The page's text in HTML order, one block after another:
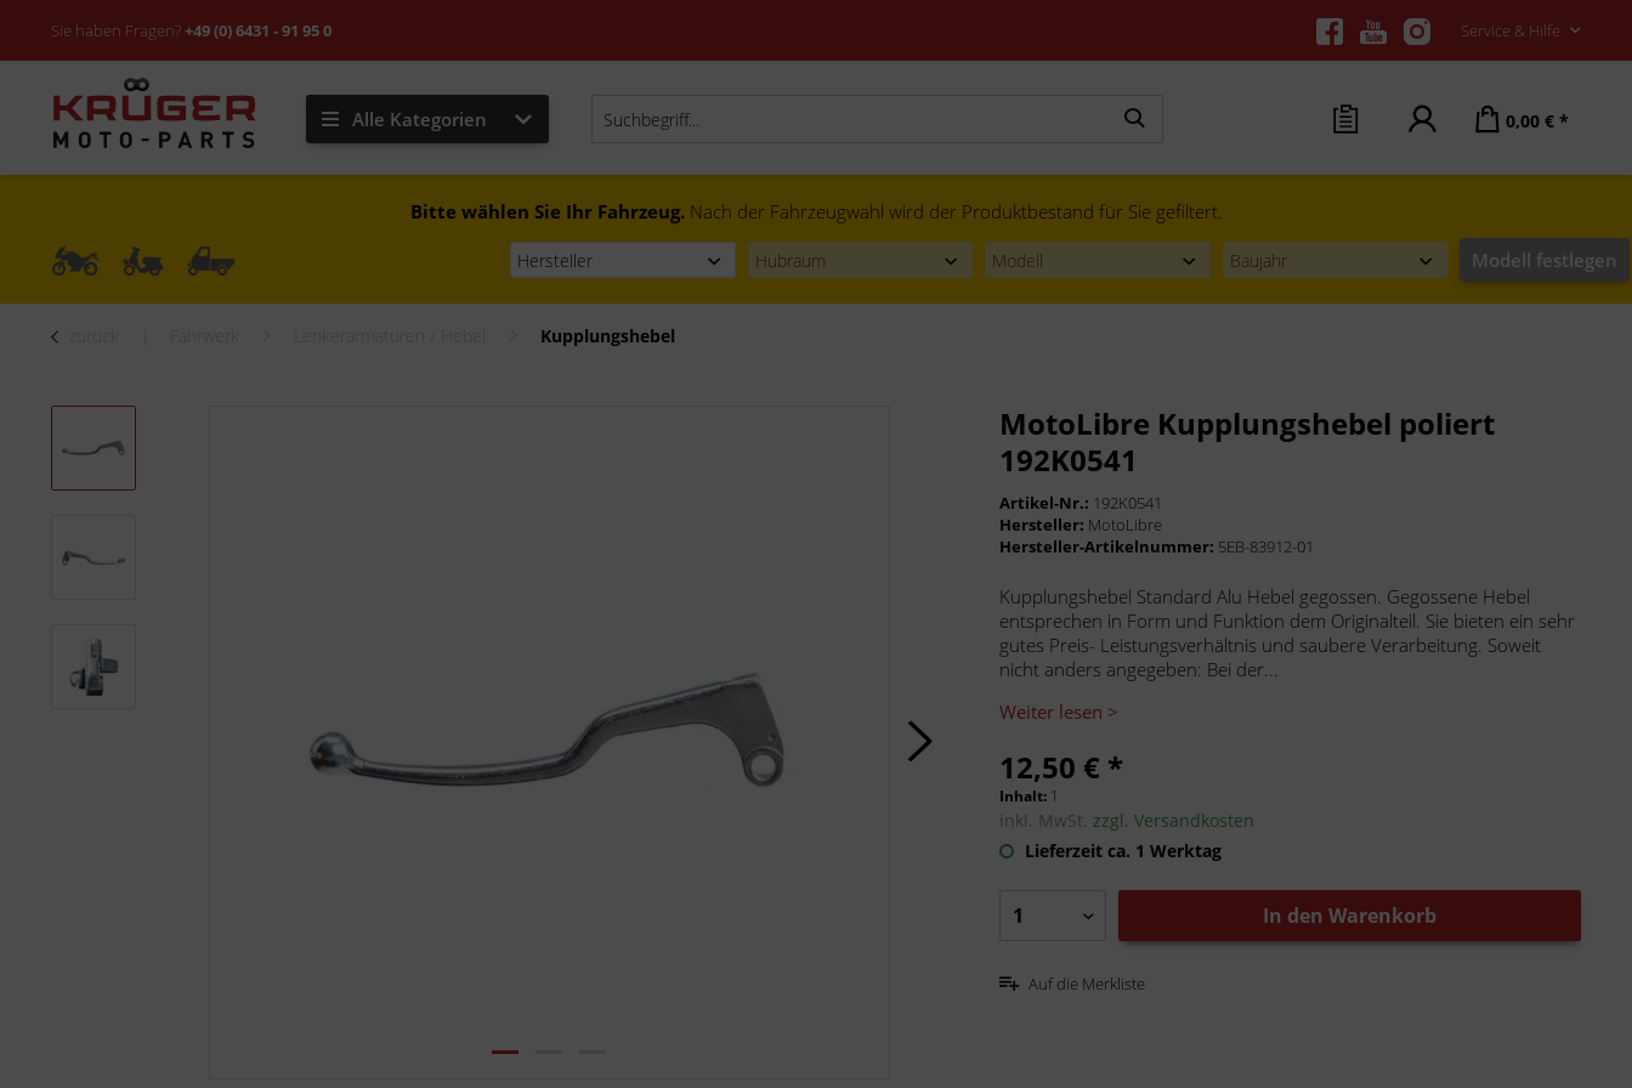
Sie haben Fragen?+49 (0) 6431 - 91 95 0 Service & Hilfe
Alle Kategorien 0,00 € *
Bitte wählen Sie Ihr Fahrzeug. Nach der Fahrzeugwahl wird der Produktbestand für Sie gefiltert.
Modell festlegen
Kupplungshebel
MotoLibre Kupplungshebel poliert
192K0541
Artikel-Nr.: 192K0541
Hersteller: MotoLibre
Hersteller-Artikelnummer: 5EB-83912-01
Kupplungshebel Standard Alu Hebel gegossen. Gegossene Hebel
entsprechen in Form und Funktion dem Originalteil. Sie bieten ein sehr
gutes Preis- Leistungsverhältnis und saubere Verarbeitung. Soweit
nicht anders angegeben: Bei der...
Weiter lesen >
12,50 € *
Inhalt: 1
inkl. MwSt.zzgl. Versandkosten
Lieferzeit ca. 1 Werktag
In den Warenkorb
Auf die Merkliste